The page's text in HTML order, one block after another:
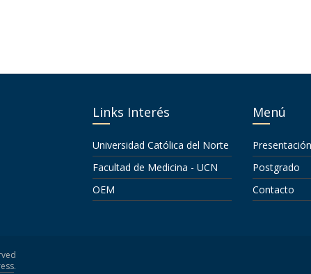
Links Interés
Universidad Católica del Norte
Facultad de Medicina - UCN
OEM
Menú
Presentación
Postgrado
Contacto
.